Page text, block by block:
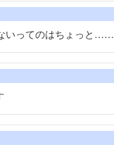
いってのはちょっと……